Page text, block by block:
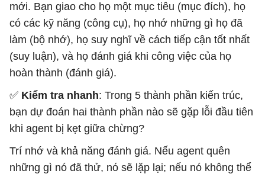
mới. Bạn giao cho họ một mục tiêu (mục đích), họ
có các kỹ năng (công cụ), họ nhớ những gì họ đã
làm (bộ nhớ), họ suy nghĩ về cách tiếp cận tốt nhất
(suy luận), và họ đánh giá khi công việc của họ
hoàn thành (đánh giá).
✅ Kiểm tra nhanh: Trong 5 thành phần kiến ​​trúc,
bạn dự đoán hai thành phần nào sẽ gặp lỗi đầu tiên
khi agent bị kẹt giữa chừng?
Trí nhớ và khả năng đánh giá. Nếu agent quên
những gì nó đã thử, nó sẽ lặp lại; nếu nó không thể